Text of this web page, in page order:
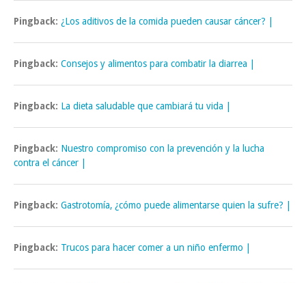
Pingback: ¿Los aditivos de la comida pueden causar cáncer? |
Pingback: Consejos y alimentos para combatir la diarrea |
Pingback: La dieta saludable que cambiará tu vida |
Pingback: Nuestro compromiso con la prevención y la lucha
contra el cáncer |
Pingback: Gastrotomía, ¿cómo puede alimentarse quien la sufre? |
Pingback: Trucos para hacer comer a un niño enfermo |